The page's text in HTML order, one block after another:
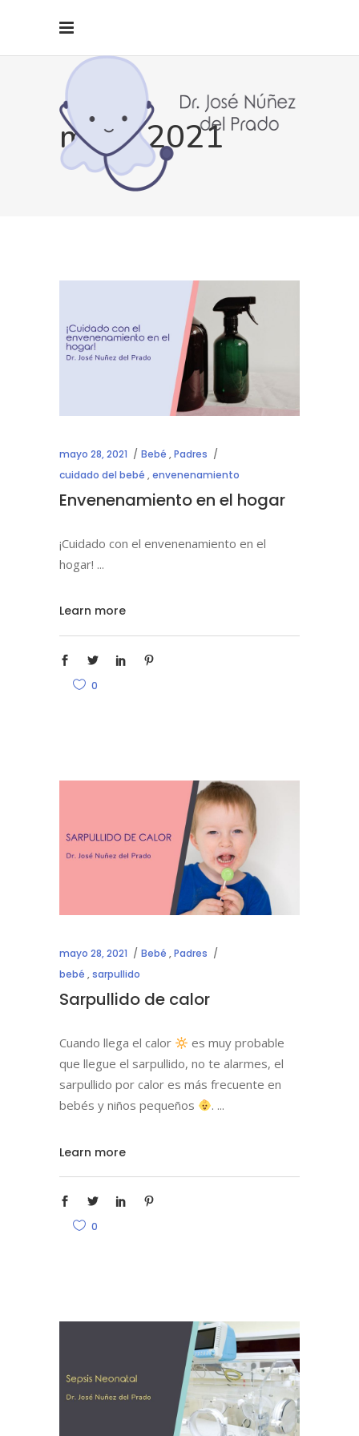
mayo 2021
mayo 28, 2021 Bebé ,Padres
cuidado del bebé ,envenenamiento
Envenenamiento en el hogar
¡Cuidado con el envenenamiento en el
hogar!
Learn more
0
mayo 28, 2021 Bebé ,Padres
bebé ,sarpullido
Sarpullido de calor
Cuando llega el calor
es muy probable
que llegue el sarpullido, no te alarmes, el
sarpullido por calor es más frecuente en
bebés y niños pequeños
.
Learn more
0